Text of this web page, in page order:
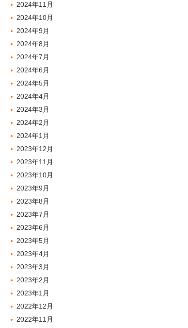
2024年11月
2024年10月
2024年9月
2024年8月
2024年7月
2024年6月
2024年5月
2024年4月
2024年3月
2024年2月
2024年1月
2023年12月
2023年11月
2023年10月
2023年9月
2023年8月
2023年7月
2023年6月
2023年5月
2023年4月
2023年3月
2023年2月
2023年1月
2022年12月
2022年11月